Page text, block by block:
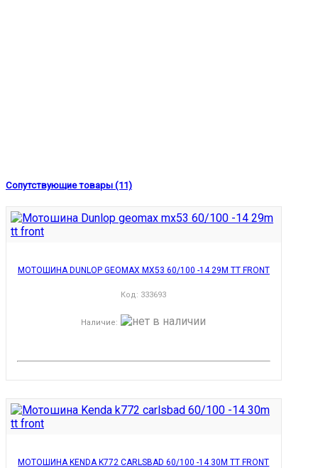
Сопутствующие товары (11)
МОТОШИНА DUNLOP GEOMAX MX53 60/100 -14 29M TT FRONT
Код: 333693
Наличие:
МОТОШИНА KENDA K772 CARLSBAD 60/100 -14 30M TT FRONT